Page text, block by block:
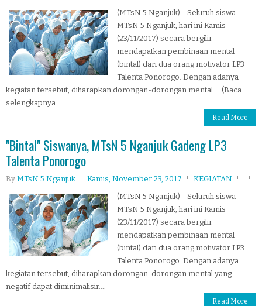
(MTsN 5 Nganjuk) - Seluruh siswa
MTsN 5 Nganjuk, hari ini Kamis
(23/11/2017) secara bergilir
mendapatkan pembinaan mental
(bintal) dari dua orang motivator LP3
Talenta Ponorogo. Dengan adanya
kegiatan tersebut, diharapkan dorongan-dorongan mental ... (Baca
selengkapnya ......
Read More
"Bintal" Siswanya, MTsN 5 Nganjuk Gadeng LP3
Talenta Ponorogo
By MTsN 5 Nganjuk Kamis, November 23, 2017
KEGIATAN
(MTsN 5 Nganjuk) - Seluruh siswa
MTsN 5 Nganjuk, hari ini Kamis
(23/11/2017) secara bergilir
mendapatkan pembinaan mental
(bintal) dari dua orang motivator LP3
Talenta Ponorogo. Dengan adanya
kegiatan tersebut, diharapkan dorongan-dorongan mental yang
negatif dapat diminimalisir....
Read More